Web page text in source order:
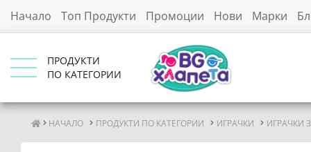
Начало Топ Продукти Промоции Нови Марки
ПРОДУКТИ
ПО КАТЕГОРИИ
НАЧАЛО ПРОДУКТИ ПО КАТЕГОРИИ ИГРАЧКИ ИГРАЧКИ